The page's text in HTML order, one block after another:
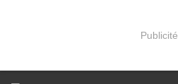
Publicité